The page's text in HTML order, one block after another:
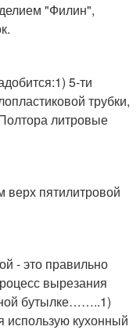
"Филин",
5-ти
трубки,
литровые
пятилитровой
- это правильно
вырезания
бутылке……..1)
использую кухонный